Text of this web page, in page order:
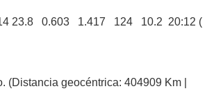
23.8 0.603 1.417 124 10.2 20:12 (
(Distancia geocéntrica: 404909 Km |